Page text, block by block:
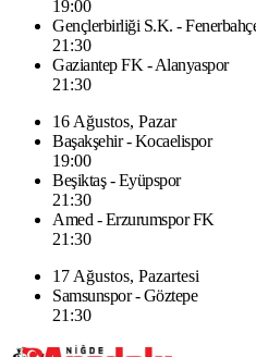
19:00
Gençlerbirliği S.K. -
21:30
Gaziantep FK - Alanyaspor
21:30
16 Ağustos, Pazar
Başakşehir - Kocaelispor
19:00
Beşiktaş - Eyüpspor
21:30
Amed - Erzurumspor FK
21:30
17 Ağustos, Pazartesi
Samsunspor - Göztepe
21:30